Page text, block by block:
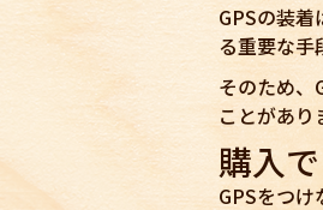
GPSの装
る重要な手
そのため、
ことがあり
購入
GPSをつ